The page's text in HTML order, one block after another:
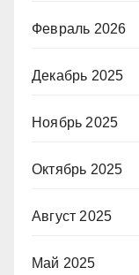
Февраль 2026
Декабрь 2025
Ноябрь 2025
Октябрь 2025
Август 2025
Май 2025